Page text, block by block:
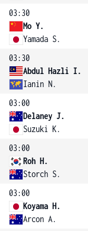
03:30
Mo Y.
Yamada S.
03:30
Abdul Hazli I.
Ianin N.
03:00
Delaney J.
Suzuki K.
03:00
Roh H.
Storch S.
03:00
Koyama H.
Arcon A.